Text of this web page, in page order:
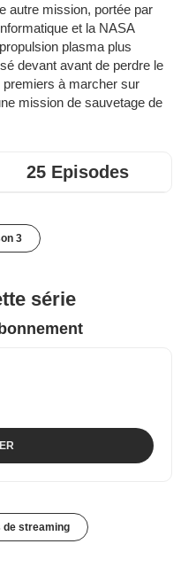
autre mission, portée par
et la NASA
plasma plus
devant avant de perdre le
à marcher sur
mission de sauvetage de
25 Episodes
3
série
de streaming